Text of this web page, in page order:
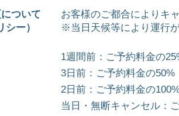
ついて
シー）
お客様のご都合によりキ
※当日天候等により運行
1週間前：ご予約料金の
3日前：ご予約料金の50%
2日前：ご予約料金の
当日・無断キャンセル：